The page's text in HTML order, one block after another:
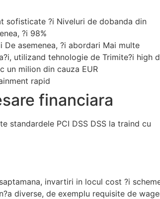
sofisticate ?i Niveluri de dobanda din
?i 98%
asemenea, ?i abordari Mai multe
utilizand tehnologie de Trimite?i high
un milion din cauza EUR
rapid
financiara
standardele PCI DSS DSS la traind cu
invartiri in locul cost ?i
diverse, de exemplu requisite de